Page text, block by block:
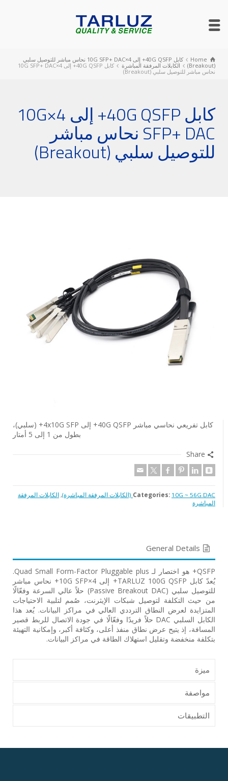
Home
كابل 40G QSFP+ إلى 4×10G SFP+ DAC نحاس مباشر للتوصيل سلبي
(Breakout)
الكابلات المرفقة المباشرة
كابل 40G QSFP+ إلى 4×10G SFP+ DAC
نحاس مباشر للتوصيل سلبي (Breakout)
كابل 40G QSFP+ إلى 4×10G
SFP+ DAC نحاس مباشر
للتوصيل سلبي (Breakout)
كابل تفريعي نحاسي مباشر 40G QSFP+ إلى 4x10G SFP+ (سلبي)،
بطول من 1 إلى 5 أمتار
Share
Categories: 10G ~ 56G DAC (الكابلات المرفقة المباشرة) , الكابلات المرفقة
المباشرة
General Details
QSFP+ هو اختصار لـ Quad Small Form-Factor Pluggable plus.
يُعدّ كابل TARLUZ 100G QSFP+ إلى 4×10G SFP+ نحاس مباشر
للتوصيل سلبي (Passive Breakout DAC) حلاً عالي السرعة وفعّالًا
من حيث التكلفة لتوصيل شبكات الإيثرنت، صُمم لتلبية الاحتياجات
المتزايدة لعرض النطاق الترددي العالي في مراكز البيانات. يُعد هذا
الكابل السلبي DAC حلاً فريدًا وفعّالًا في جودة الاتصال للربط قصير
المسافة، إذ يتيح عرض نطاق منفذ أعلى، وكثافة أكبر، وإمكانية التهيئة
بتكلفة منخفضة وتقليل استهلاك الطاقة في مراكز البيانات.
ميزة
مواصفة
التطبيقات